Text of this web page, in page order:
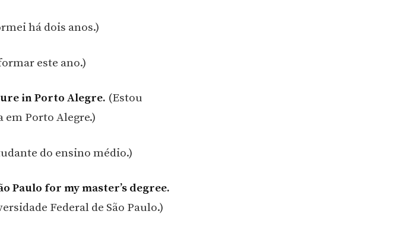
há dois anos.)
este ano.)
in Porto Alegre. (Estou
Porto Alegre.)
do ensino médio.)
Paulo for my master’s degree.
Federal de São Paulo.)